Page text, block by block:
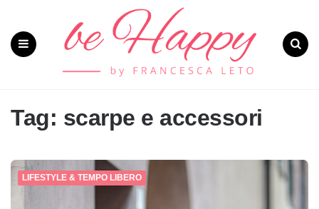
Tag: scarpe e accessori
LIFESTYLE & TEMPO LIBERO